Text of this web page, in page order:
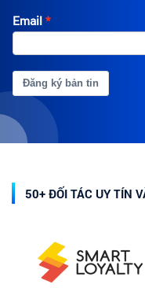
Email
Đăng ký bản tin
50+ ĐỐI TÁC UY TÍN